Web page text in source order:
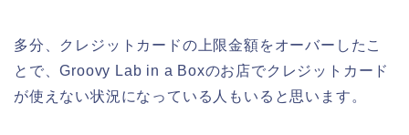
多分、クレジットカードの上限金額をオーバーしたこ
とで、Groovy Lab in a Boxのお店でクレジットカード
が使えない状況になっている人もいると思います。